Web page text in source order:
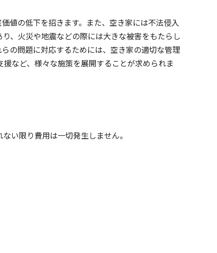
値の低下を招きます。また、空き家には不法侵入
、火災や地震などの際には大きな被害をもたらし
の問題に対応するためには、空き家の適切な管理
など、様々な施策を展開することが求められま
い限り費用は一切発生しません。